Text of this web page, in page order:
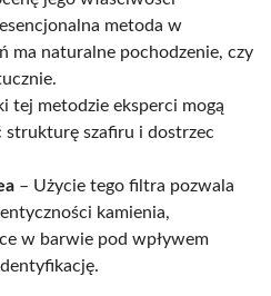
metoda w
ma naturalne pochodzenie, czy
tej metodzie eksperci mogą
strukturę szafiru i dostrzec
– Użycie tego filtra pozwala
kamienia,
w barwie pod wpływem